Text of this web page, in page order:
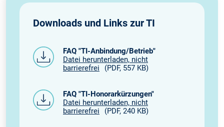
Downloads und Links zur TI
FAQ "TI-Anbindung/Betrieb"
Datei herunterladen, nicht
barrierefrei
(PDF, 557 KB)
FAQ "TI-Honorarkürzungen"
Datei herunterladen, nicht
barrierefrei
(PDF, 240 KB)